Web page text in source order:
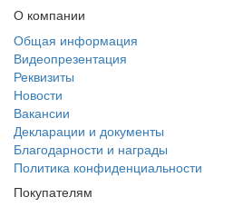
О компании
Общая информация
Видеопрезентация
Реквизиты
Новости
Вакансии
Декларации и документы
Благодарности и награды
Политика конфиденциальности
Покупателям